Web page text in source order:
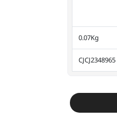
0.07Kg
CJCJ2348965